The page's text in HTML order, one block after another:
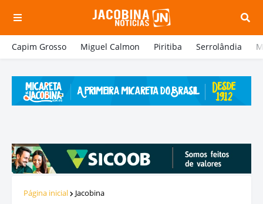
Capim Grosso Miguel Calmon Piritiba Serrolândia
Página inicial Jacobina